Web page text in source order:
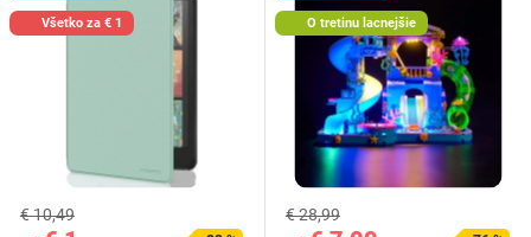
Všetko za € 1
€ 10,49
O tretinu lacnejšie
€ 28,99